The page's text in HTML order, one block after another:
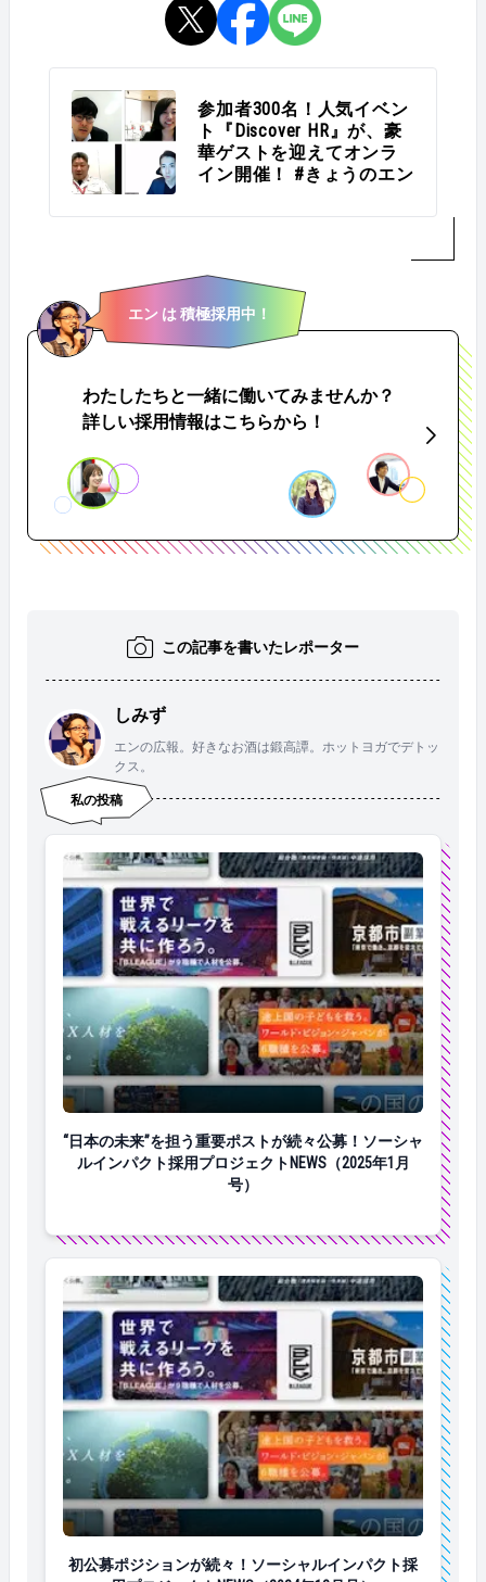
参加者300名！人気イベン
ト『Discover HR』が、豪
華ゲストを迎えてオンラ
イン開催！ #きょうのエン
エン は 積極採用中！
わたしたちと一緒に働いてみませんか？
詳しい採用情報はこちらから！
この記事を書いたレポーター
しみず
エンの広報。好きなお酒は鍛高譚。ホットヨガでデトッ
クス。
私の投稿
“日本の未来”を担う重要ポストが続々公募！ソーシ
“日本の未来”を担う重要ポストが続々公募！ソーシャ
ルインパクト採用プロジェクトNEWS（2025年1月
号）
初公募ポジションが続々！ソーシャルインパクト採用
初公募ポジションが続々！ソーシャルインパクト採